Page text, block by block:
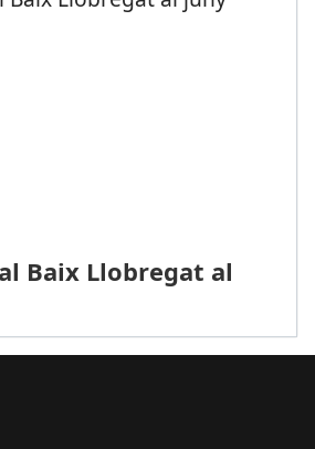
Baix Llobregat al